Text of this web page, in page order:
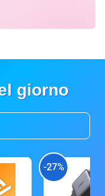
giorno
-27%